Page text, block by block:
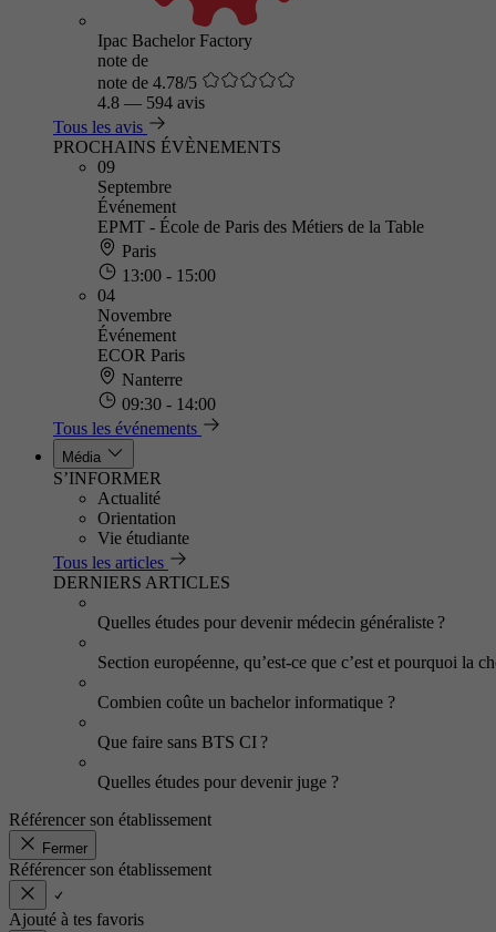
Ipac Bachelor Factory
note de
note de 4.78/5
4.8 — 594 avis
Tous les avis
PROCHAINS ÉVÈNEMENTS
09
Septembre
Événement
EPMT - École de Paris des Métiers de la Table
Paris
13:00 - 15:00
04
Novembre
Événement
ECOR Paris
Nanterre
09:30 - 14:00
Tous les événements
Média
S’INFORMER
Actualité
Orientation
Vie étudiante
Tous les articles
DERNIERS ARTICLES
Quelles études pour devenir médecin généraliste ?
Section européenne, qu’est-ce que c’est et pourquoi la
Combien coûte un bachelor informatique ?
Que faire sans BTS CI ?
Quelles études pour devenir juge ?
Référencer son établissement
Fermer
Référencer son établissement
Ajouté à tes favoris